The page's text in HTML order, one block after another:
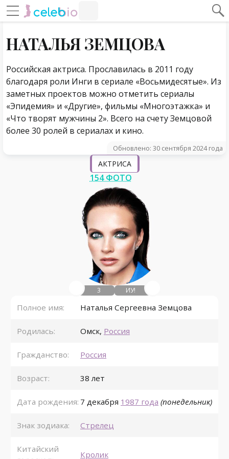
Навигация по сайту
НАТАЛЬЯ ЗЕМЦОВА
Российская актриса. Прославилась в 2011 году
благодаря роли Инги в сериале «Восьмидесятые». Из
заметных проектов можно отметить сериалы
«Эпидемия» и «Другие», фильмы «Многоэтажка» и
«Что творят мужчины 2». Всего на счету Земцовой
более 30 ролей в сериалах и кино.
Обновлено: 30 сентября 2024 года
АКТРИСА
154 ФОТО
3 ИУ!
Полное имя: Наталья Сергеевна Земцова
Родилась: Омск, Россия
Гражданство: Россия
Возраст: 38 лет
Дата рождения: 7 декабря 1987 года (понедельник)
Знак зодиака: Стрелец
Китайский
Кролик